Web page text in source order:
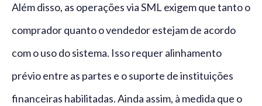
Além disso, as operações via SML exigem que tanto o
comprador quanto o vendedor estejam de acordo
com o uso do sistema. Isso requer alinhamento
prévio entre as partes e o suporte de instituições
financeiras habilitadas. Ainda assim, à medida que o